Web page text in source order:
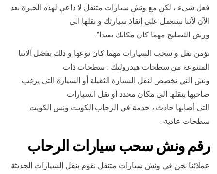
فعل شيء ، لكن مع ونش سيارات متنقل لا داعي لهذه الحيرة بعد
الآن لأننا سنعمل على إنقاذ سيارتك و نقلها الى
ورش التصليح مهما كان مكانك بعيدا”.
نؤمن نقل و سحب السيارات مهما كان نوعها و ذلك بفضل آلاتنا
المتنوعة من سطحات هيدروليك ، سطحات ذات
ونش التي تخصص لنقل السيارة الثقيلة أو السيارة التي يرغب
صاحبها بنقلها الى مكان محدد أو نقل السيارات
التي أصابها حادث ، خدمة في الرحاب الكويت ونس الكويت
سطحات عادية .
رقمونش سحب سيارات الرحاب
عملائنا نحن في ونش سيارات متنقل نقوم بنقل السيارات الحديثة